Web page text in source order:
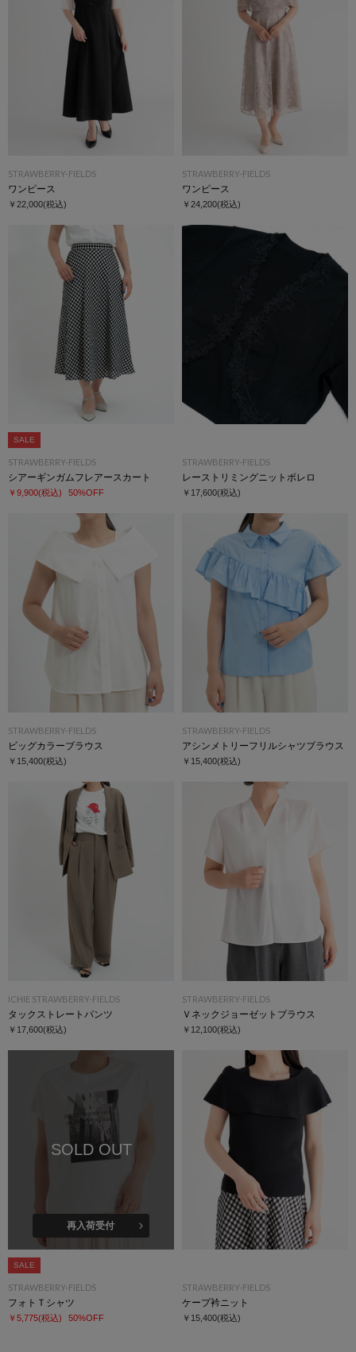
STRAWBERRY-FIELDS
ワンピース
￥22,000(税込)
STRAWBERRY-FIELDS
ワンピース
￥24,200(税込)
SALE
STRAWBERRY-FIELDS
シアーギンガムフレアースカート
￥9,900(税込) 50%OFF
STRAWBERRY-FIELDS
レーストリミングニットボレロ
￥17,600(税込)
STRAWBERRY-FIELDS
ビッグカラーブラウス
￥15,400(税込)
STRAWBERRY-FIELDS
アシンメトリーフリルシャツブラウス
￥15,400(税込)
ICHIE STRAWBERRY-FIELDS
タックストレートパンツ
￥17,600(税込)
STRAWBERRY-FIELDS
Ｖネックジョーゼットブラウス
￥12,100(税込)
SOLD OUT
再入荷受付
SALE
STRAWBERRY-FIELDS
フォトＴシャツ
￥5,775(税込) 50%OFF
STRAWBERRY-FIELDS
ケープ衿ニット
￥15,400(税込)